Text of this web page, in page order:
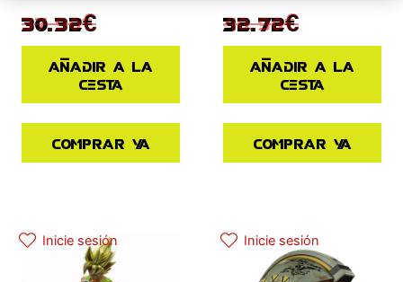
37.90€
30.32€
Añadir a la
cesta
Comprar ya
40.90€
32.72€
Añadir a la
cesta
Comprar ya
Inicie sesión Inicie sesión